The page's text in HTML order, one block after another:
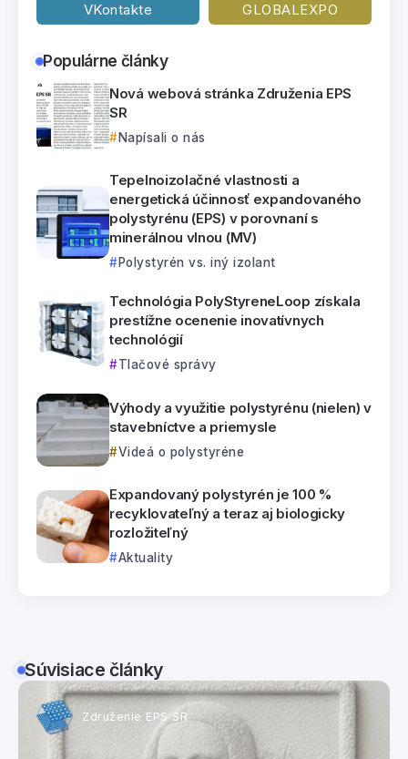
VKontakte GLOBALEXPO
Populárne články
Nová webová stránka Združenia EPS
SR
Napísali o nás
Tepelnoizolačné vlastnosti a
energetická účinnosť expandovaného
polystyrénu (EPS) v porovnaní s
minerálnou vlnou (MV)
Polystyrén vs. iný izolant
Technológia PolyStyreneLoop získala
prestížne ocenenie inovatívnych
technológií
Tlačové správy
Výhody a využitie polystyrénu (nielen) v
stavebníctve a priemysle
Videá o polystyréne
Expandovaný polystyrén je 100 %
recyklovateľný a teraz aj biologicky
rozložiteľný
Aktuality
Súvisiace články
Združenie EPS SR